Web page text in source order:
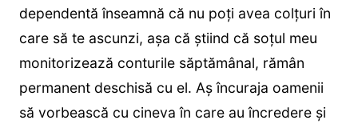
dependentă înseamnă că nu poți avea colțuri în
care să te ascunzi, așa că știind că soțul meu
monitorizează conturile săptămânal, rămân
permanent deschisă cu el. Aș încuraja oamenii
să vorbească cu cineva în care au încredere și